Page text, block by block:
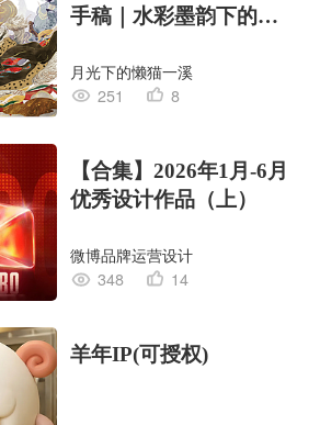
手稿｜水彩墨韵下的史
月光下的懒猫一溪
251
8
【合集】2026年1月-6月
优秀设计作品（上）
微博品牌运营设计
348
14
羊年IP(可授权)